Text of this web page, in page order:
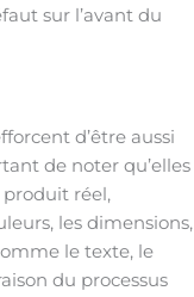
sur l’avant du
d’être aussi
de noter qu’elles
réel,
les dimensions,
le texte, le
du processus